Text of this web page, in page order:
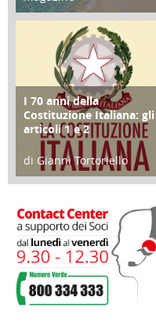
25 Giugno 2016
FOCUS
I 70 anni della
Costituzione Italiana: gli
articoli 1 e 2
di Gianni Tortoriello
17 Marzo 2018